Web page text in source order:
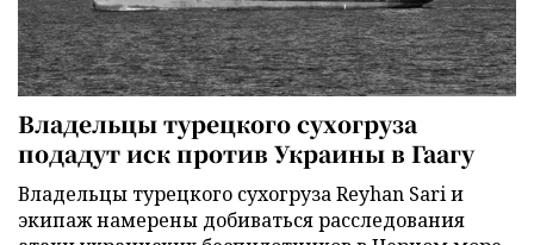
Владельцы турецкого сухогруза
подадут иск против Украины в Гаагу
Владельцы турецкого сухогруза Reyhan Sari и
экипаж намерены добиваться расследования